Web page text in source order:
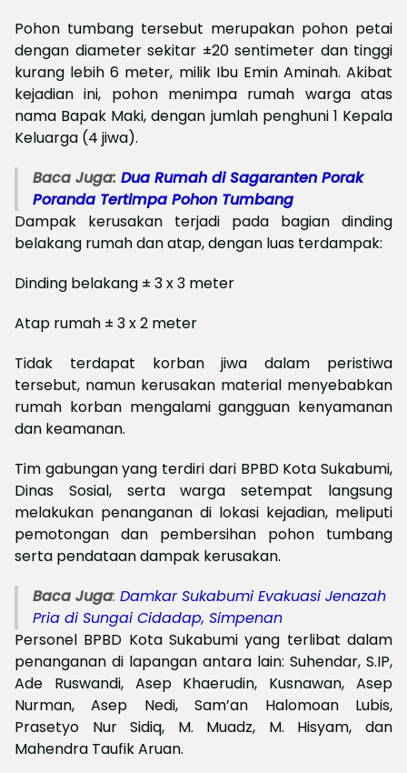
Pohon tumbang tersebut merupakan pohon petai
dengan diameter sekitar ±20 sentimeter dan tinggi
kurang lebih 6 meter, milik Ibu Emin Aminah. Akibat
kejadian ini, pohon menimpa rumah warga atas
nama Bapak Maki, dengan jumlah penghuni 1 Kepala
Keluarga (4 jiwa).
Baca Juga: Dua Rumah di Sagaranten Porak
Poranda Tertimpa Pohon Tumbang
Dampak kerusakan terjadi pada bagian dinding
belakang rumah dan atap, dengan luas terdampak:
Dinding belakang ± 3 x 3 meter
Atap rumah ± 3 x 2 meter
Tidak terdapat korban jiwa dalam peristiwa
tersebut, namun kerusakan material menyebabkan
rumah korban mengalami gangguan kenyamanan
dan keamanan.
Tim gabungan yang terdiri dari BPBD Kota Sukabumi,
Dinas Sosial, serta warga setempat langsung
melakukan penanganan di lokasi kejadian, meliputi
pemotongan dan pembersihan pohon tumbang
serta pendataan dampak kerusakan.
Baca Juga: Damkar Sukabumi Evakuasi Jenazah
Pria di Sungai Cidadap, Simpenan
Personel BPBD Kota Sukabumi yang terlibat dalam
penanganan di lapangan antara lain: Suhendar, S.IP,
Ade Ruswandi, Asep Khaerudin, Kusnawan, Asep
Nurman, Asep Nedi, Sam’an Halomoan Lubis,
Prasetyo Nur Sidiq, M. Muadz, M. Hisyam, dan
Mahendra Taufik Aruan.